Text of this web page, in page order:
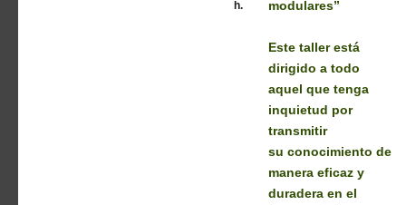
h. modulares”
Este taller está
dirigido a todo
aquel que tenga
inquietud por
transmitir
su conocimiento de
manera eficaz y
duradera en el